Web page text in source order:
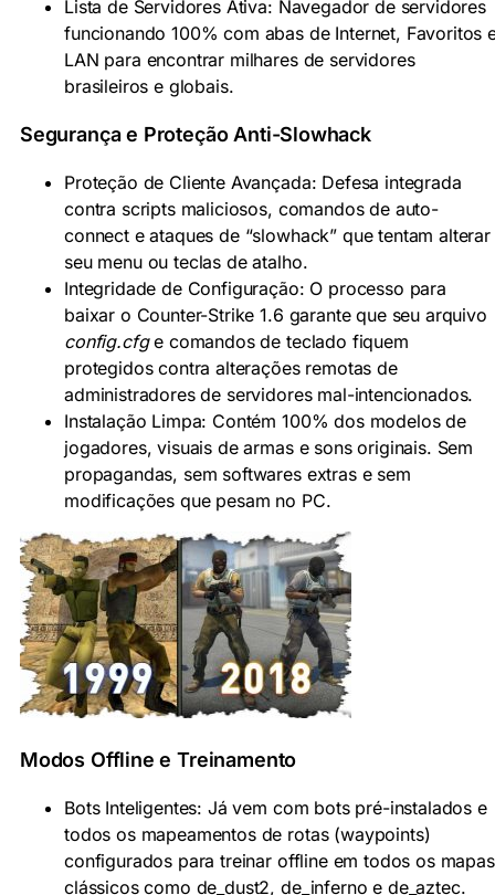
Lista de Servidores Ativa: Navegador de servidores
funcionando 100% com abas de Internet, Favoritos
LAN para encontrar milhares de servidores
brasileiros e globais.
Segurança e Proteção Anti-Slowhack
Proteção de Cliente Avançada: Defesa integrada
contra scripts maliciosos, comandos de auto-
connect e ataques de “slowhack” que tentam alterar
seu menu ou teclas de atalho.
Integridade de Configuração: O processo para
baixar o Counter-Strike 1.6 garante que seu arquivo
config.cfge comandos de teclado fiquem
protegidos contra alterações remotas de
administradores de servidores mal-intencionados.
Instalação Limpa: Contém 100% dos modelos de
jogadores, visuais de armas e sons originais. Sem
propagandas, sem softwares extras e sem
modificações que pesam no PC.
Modos Offline e Treinamento
Bots Inteligentes: Já vem com bots pré-instalados e
todos os mapeamentos de rotas (waypoints)
configurados para treinar offline em todos os mapas
clássicos como de_dust2, de_inferno e de_aztec.